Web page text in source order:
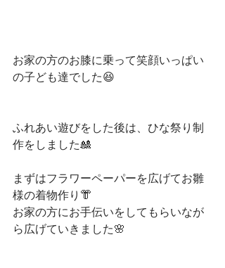
お家の方のお膝に乗って笑顔いっぱい
の子ども達でした😆
ふれあい遊びをした後は、ひな祭り制
作をしました🎎
まずはフラワーペーパーを広げてお雛
様の着物作り👘
お家の方にお手伝いをしてもらいなが
ら広げていきました🌸